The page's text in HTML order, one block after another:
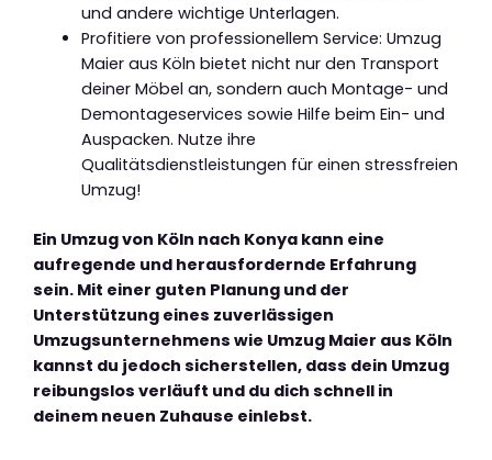
und andere wichtige Unterlagen.
Profitiere von professionellem Service: Umzug
Maier aus Köln bietet nicht nur den Transport
deiner Möbel an, sondern auch Montage- und
Demontageservices sowie Hilfe beim Ein- und
Auspacken. Nutze ihre
Qualitätsdienstleistungen für einen stressfreien
Umzug!
Ein Umzug von Köln nach Konya kann eine
aufregende und herausfordernde Erfahrung
sein. Mit einer guten Planung und der
Unterstützung eines zuverlässigen
Umzugsunternehmens wie Umzug Maier aus Köln
kannst du jedoch sicherstellen, dass dein Umzug
reibungslos verläuft und du dich schnell in
deinem neuen Zuhause einlebst.